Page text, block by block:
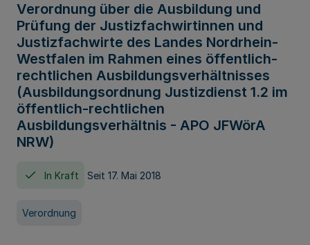
Verordnung über die Ausbildung und
Prüfung der Justizfachwirtinnen und
Justizfachwirte des Landes Nordrhein-
Westfalen im Rahmen eines öffentlich-
rechtlichen Ausbildungsverhältnisses
(Ausbildungsordnung Justizdienst 1.2 im
öffentlich-rechtlichen
Ausbildungsverhältnis - APO JFWörA
NRW)
In Kraft Seit 17. Mai 2018
Verordnung